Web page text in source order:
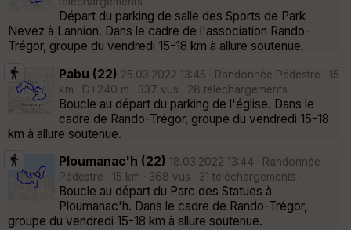
Départ du parking de salle des Sports de Park
Nevez à Lannion. Dans le cadre de l'association Rando-
Trégor, groupe du vendredi 15-18 km à allure soutenue.
Pabu (22) 25.03.2022 13:45 · Randonnée Pédestre · 15
km · D+240 m · 337 vus · 28 téléchargements ·
Boucle au départ du parking de l'église. Dans le
cadre de Rando-Trégor, groupe du vendredi 15-18
km à allure soutenue.
Ploumanac'h (22) 18.03.2022 13:44 · Randonnée
Pédestre · 15 km · 368 vus · 31 téléchargements ·
Boucle au départ du Parc des Statues à
Ploumanac'h. Dans le cadre de Rando-Trégor,
groupe du vendredi 15-18 km à allure soutenue.